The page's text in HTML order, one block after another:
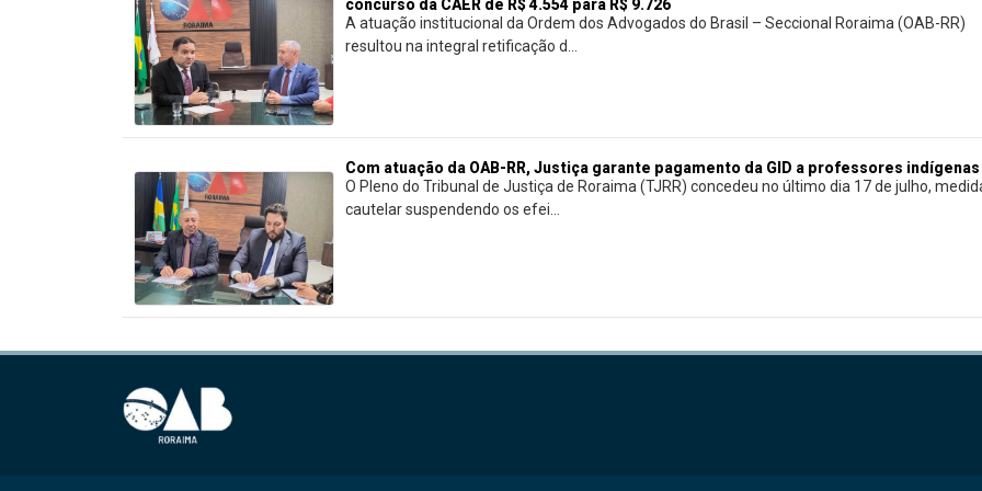
concurso da CAER de R$ 4.554 para R$ 9.726
A atuação institucional da Ordem dos Advogados do Brasil – Seccional Roraima (OAB-RR)
resultou na integral retificação d...
Com atuação da OAB-RR, Justiça garante pagamento da GID a professores indígenas
O Pleno do Tribunal de Justiça de Roraima (TJRR) concedeu no último dia 17 de julho,
cautelar suspendendo os efei...